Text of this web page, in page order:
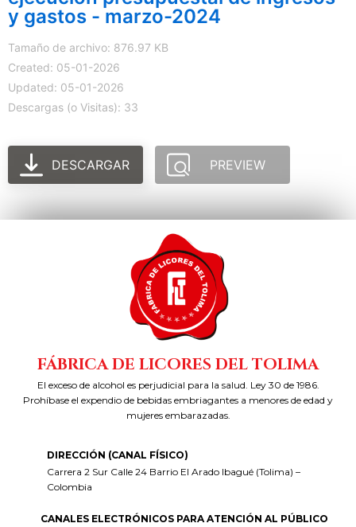
y gastos - marzo-2024
Tamaño de archivo: 876.97 KB
Created: 05-01-2026
Updated: 05-01-2026
Descargas (o Visitas): 33
DESCARGAR PREVIEW
FÁBRICA DE LICORES DEL TOLIMA
El exceso de alcohol es perjudicial para la salud. Ley 30 de 1986.
Prohíbase el expendio de bebidas embriagantes a menores de edad y
mujeres embarazadas.
DIRECCIÓN (CANAL FÍSICO)
Carrera 2 Sur Calle 24 Barrio El Arado Ibagué (Tolima) –
Colombia
CANALES ELECTRÓNICOS PARA ATENCIÓN AL PÚBLICO